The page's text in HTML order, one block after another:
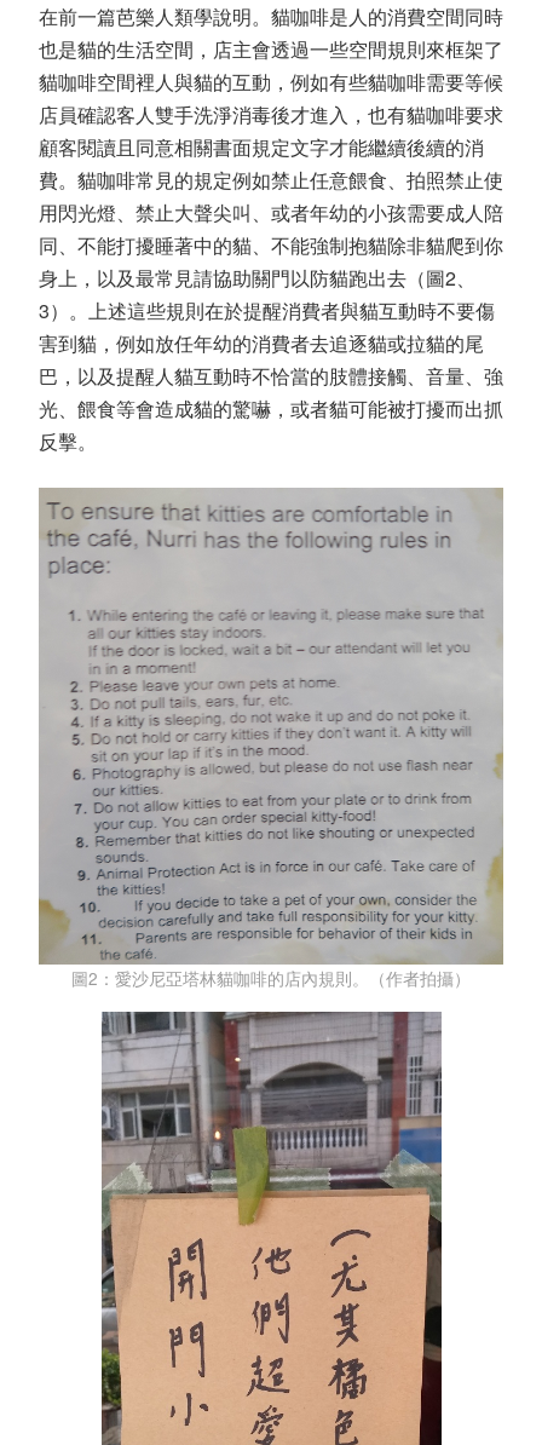
在前一篇芭樂人類學說明。貓咖啡是人的消費空間同時
也是貓的生活空間，店主會透過一些空間規則來框架了
貓咖啡空間裡人與貓的互動，例如有些貓咖啡需要等候
店員確認客人雙手洗淨消毒後才進入，也有貓咖啡要求
顧客閱讀且同意相關書面規定文字才能繼續後續的消
費。貓咖啡常見的規定例如禁止任意餵食、拍照禁止使
用閃光燈、禁止大聲尖叫、或者年幼的小孩需要成人陪
同、不能打擾睡著中的貓、不能強制抱貓除非貓爬到你
身上，以及最常見請協助關門以防貓跑出去（圖2、
3）。上述這些規則在於提醒消費者與貓互動時不要傷
害到貓，例如放任年幼的消費者去追逐貓或拉貓的尾
巴，以及提醒人貓互動時不恰當的肢體接觸、音量、強
光、餵食等會造成貓的驚嚇，或者貓可能被打擾而出抓
反擊。
圖2：愛沙尼亞塔林貓咖啡的店內規則。（作者拍攝）